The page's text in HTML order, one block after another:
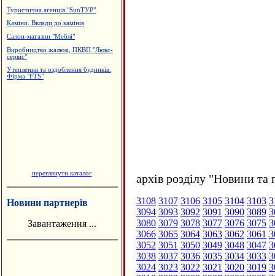
Будцентр "Деніго"
Архітектурне проектування.
Меблева фабрика "ТТТ"
Меража ювелірних магазинів "АГАТ"
переглянути каталог
Новини партнерів
Завантаження ...
архів розділу "Новини та
3108 3107 3106 3105 3104 3103
3094 3093 3092 3091 3090 3089
3080 3079 3078 3077 3076 3075
3066 3065 3064 3063 3062 3061
3052 3051 3050 3049 3048 3047
3038 3037 3036 3035 3034 3033
3024 3023 3022 3021 3020 3019